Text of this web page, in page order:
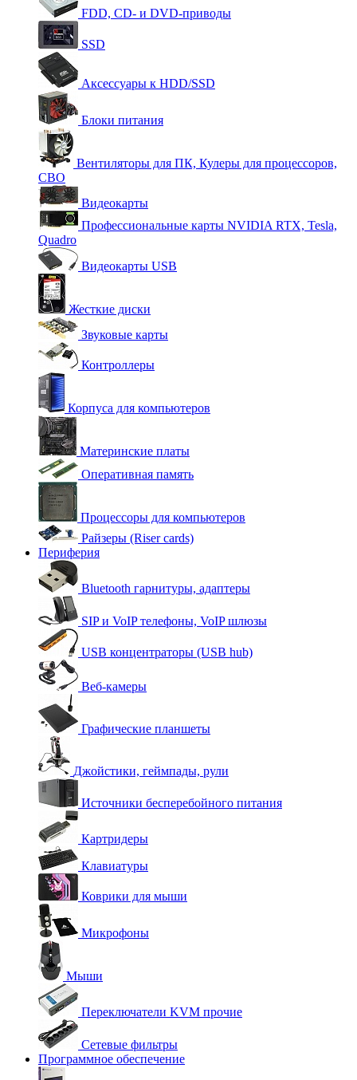
FDD, CD- и DVD-приводы
SSD
Аксессуары к HDD/SSD
Блоки питания
Вентиляторы для ПК, Кулеры для процессоров,
СВО
Видеокарты
Профессиональные карты NVIDIA RTX, Tesla,
Quadro
Видеокарты USB
Жесткие диски
Звуковые карты
Контроллеры
Корпуса для компьютеров
Материнские платы
Оперативная память
Процессоры для компьютеров
Райзеры (Riser cards)
Периферия
Bluetooth гарнитуры, адаптеры
SIP и VoIP телефоны, VoIP шлюзы
USB концентраторы (USB hub)
Веб-камеры
Графические планшеты
Джойстики, геймпады, рули
Источники бесперебойного питания
Картридеры
Клавиатуры
Коврики для мыши
Микрофоны
Мыши
Переключатели KVM прочие
Сетевые фильтры
Программное обеспечение